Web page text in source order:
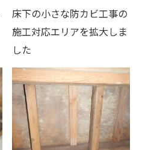
床下の小さな防カビ工事の
施工対応エリアを拡大しま
した